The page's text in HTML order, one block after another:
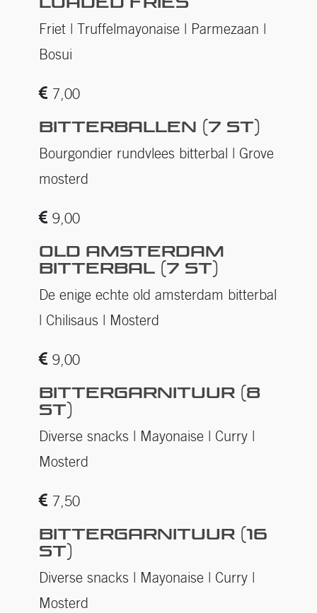
LOADED FRIES
Friet | Truffelmayonaise | Parmezaan |
Bosui
7,00
BITTERBALLEN (7 ST)
Bourgondier rundvlees bitterbal | Grove
mosterd
9,00
OLD AMSTERDAM
BITTERBAL (7 ST)
De enige echte old amsterdam bitterbal
| Chilisaus | Mosterd
9,00
BITTERGARNITUUR (8
ST)
Diverse snacks | Mayonaise | Curry |
Mosterd
7,50
BITTERGARNITUUR (16
ST)
Diverse snacks | Mayonaise | Curry |
Mosterd